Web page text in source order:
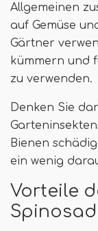
Allgemeinen
auf Gemüse
Gärtner
kümmern und
zu verwenden.
Denken Sie
Bienen
ein wenig
Vorteile
Spinosad